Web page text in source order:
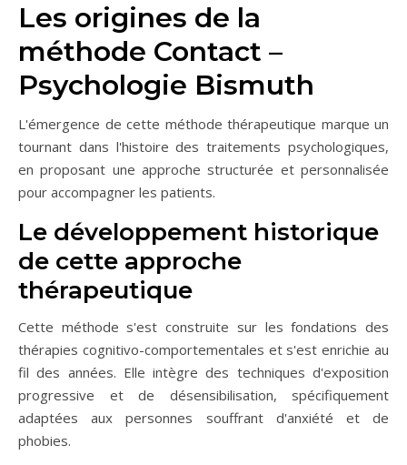
Les origines de la
méthode Contact –
Psychologie Bismuth
L'émergence de cette méthode thérapeutique marque un
tournant dans l'histoire des traitements psychologiques,
en proposant une approche structurée et personnalisée
pour accompagner les patients.
Le développement historique
de cette approche
thérapeutique
Cette méthode s'est construite sur les fondations des
thérapies cognitivo-comportementales et s'est enrichie au
fil des années. Elle intègre des techniques d'exposition
progressive et de désensibilisation, spécifiquement
adaptées aux personnes souffrant d'anxiété et de
phobies.